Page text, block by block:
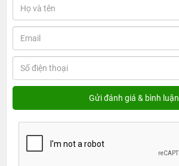
trọng lượng gọn nhẹ ấn tượng
dàng mang theo cáp sạc đến mọi nơi
mà không gây cản trở gì. Nhờ vậy
dàng sử dụng để hỗ trợ công việc
thân mà không sợ bị gián đoạn, chậm
cáp có độ dài 1.2m, giúp bạn dễ
sạc, có thể sạc thiết bị xa hay gần
lên rất nhiều.